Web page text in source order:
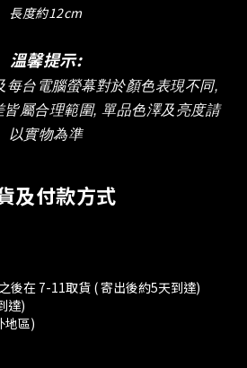
長度約12cm
溫馨提示:
每台電腦螢幕對於顏色表現不同,
屬合理範圍, 單品色澤及亮度請
以實物為準
及付款方式
後在 7-11取貨 ( 寄出後約5天到達)
達)
地區)